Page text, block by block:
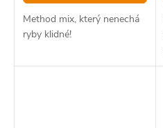
Method mix, který nenechá
ryby klidné!